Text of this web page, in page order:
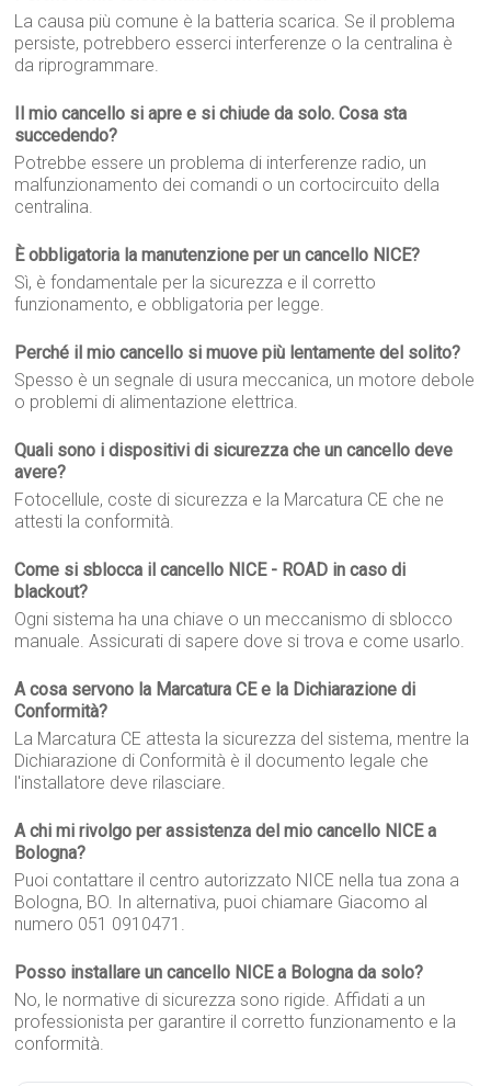
La causa più comune è la batteria scarica. Se il problema
persiste, potrebbero esserci interferenze o la centralina è
da riprogrammare.
Il mio cancello si apre e si chiude da solo. Cosa sta
succedendo?
Potrebbe essere un problema di interferenze radio, un
malfunzionamento dei comandi o un cortocircuito della
centralina.
È obbligatoria la manutenzione per un cancello NICE?
Sì, è fondamentale per la sicurezza e il corretto
funzionamento, e obbligatoria per legge.
Perché il mio cancello si muove più lentamente del solito?
Spesso è un segnale di usura meccanica, un motore debole
o problemi di alimentazione elettrica.
Quali sono i dispositivi di sicurezza che un cancello deve
avere?
Fotocellule, coste di sicurezza e la Marcatura CE che ne
attesti la conformità.
Come si sblocca il cancello NICE - ROAD in caso di
blackout?
Ogni sistema ha una chiave o un meccanismo di sblocco
manuale. Assicurati di sapere dove si trova e come usarlo.
A cosa servono la Marcatura CE e la Dichiarazione di
Conformità?
La Marcatura CE attesta la sicurezza del sistema, mentre la
Dichiarazione di Conformità è il documento legale che
l'installatore deve rilasciare.
A chi mi rivolgo per assistenza del mio cancello NICE a
Bologna?
Puoi contattare il centro autorizzato NICE nella tua zona a
Bologna, BO. In alternativa, puoi chiamare Giacomo al
numero 051 0910471.
Posso installare un cancello NICE a Bologna da solo?
No, le normative di sicurezza sono rigide. Affidati a un
professionista per garantire il corretto funzionamento e la
conformità.